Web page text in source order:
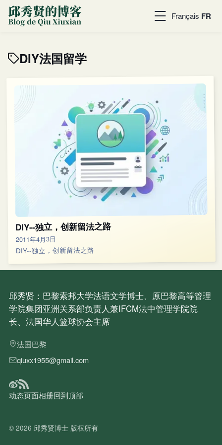
Français FR
DIY法国留学
DIY--独立，创新留法之路
2011年4月3日
DIY--独立，创新留法之路
邱秀贤：巴黎索邦大学法语文学博士、原巴黎高等管理
学院集团亚洲关系部负责人兼IFCM法中管理学院院
长、法国华人篮球协会主席
法国巴黎
qiuxx1955@gmail.com
动态页面相册回到顶部
© 2026 邱秀贤博士 版权所有